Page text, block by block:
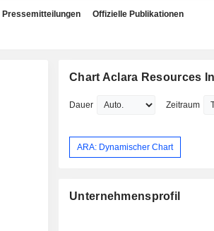
Pressemitteilungen Offizielle Publikationen
Chart Aclara Resources
Dauer Zeitraum
ARA: Dynamischer Chart
Unternehmensprofil